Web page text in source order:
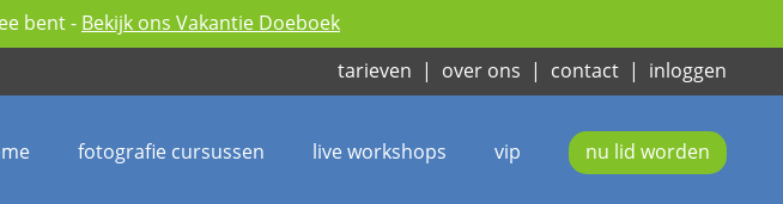
bent - Bekijk ons Vakantie Doeboek
tarieven | over ons | contact | inloggen
nu lid worden
vip
live workshops
fotografie cursussen
1. Wild van Denemarken
1:19
Introductie
4:53
4.
Landschapsbeschrijving
5:04
1:57